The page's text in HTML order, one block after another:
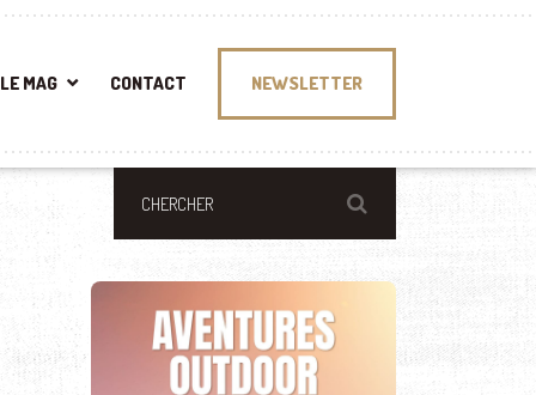
LE MAG CONTACT NEWSLETTER